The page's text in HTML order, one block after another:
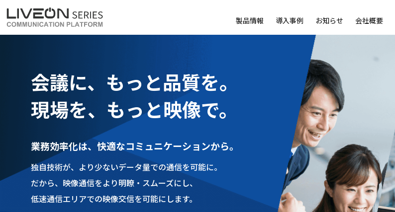
製品情報
LiveOn Chat
導入事例 お知らせ 会社概要
会議に、もっと品質を。
現場を、もっと映像で。
業務効率化は、快適なコミュニケーションから。
独自技術が、より少ないデータ量での通信を可能に。
だから、映像通信をより明瞭・スムーズにし、
低速通信エリアでの映像交信を可能にします。